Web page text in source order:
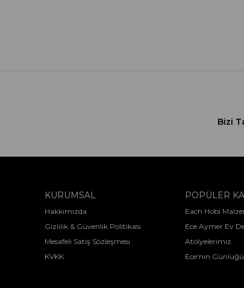
Bizi
KURUMSAL
Hakkımızda
Gizlilik & Güvenlik Politikası
Mesafeli Satış Sözleşmesi
KVKK
POPÜLER
Each Hobi
Ece Aymer Ev
Atölyelerimiz
Ece'nin Günlüğü